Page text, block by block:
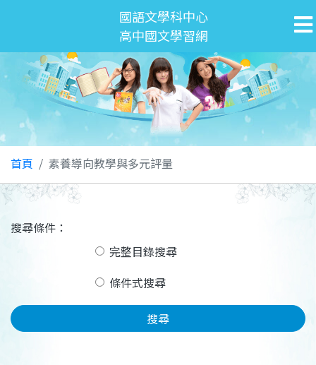
國語文學科中心
高中國文學習網
首頁 素養導向教學與多元評量
搜尋條件：
完整目錄搜尋
條件式搜尋
搜尋